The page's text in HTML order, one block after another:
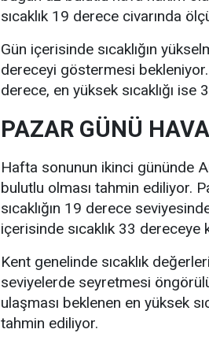
sıcaklık 19 derece civarında
Gün içerisinde sıcaklığın
dereceyi göstermesi bekleniyor.
derece, en yüksek sıcaklığı ise
PAZAR GÜNÜ
Hafta sonunun ikinci gününde
bulutlu olması tahmin ediliyor.
sıcaklığın 19 derece
içerisinde sıcaklık 33 dereceye
Kent genelinde sıcaklık
seviyelerde seyretmesi
ulaşması beklenen en yüksek
tahmin ediliyor.